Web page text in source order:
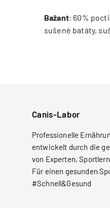
Bažant: 60%
sušené batáty,
Canis-Labor
Professionelle
entwickelt durch die
von Experten,
Für einen gesunden
#Schnell&Gesund